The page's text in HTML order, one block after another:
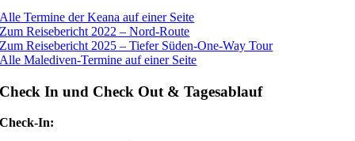
Alle Termine der Keana auf einer Seite
Zum Reisebericht 2022 – Nord-Route
Zum Reisebericht 2025 – Tiefer Süden-One-Way Tour
Alle Malediven-Termine auf einer Seite
Check In und Check Out & Tagesablauf
Check-In: